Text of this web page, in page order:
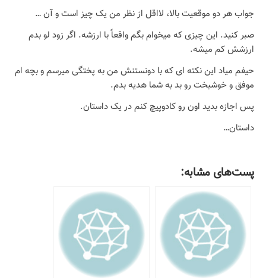
جواب هر دو موقعیت بالا، لااقل از نظر من یک چیز است و آن …
صبر کنید. این چیزی که میخوام بگم واقعاً با ارزشه. اگر زود لو بدم
ارزشش کم میشه.
حیفم میاد این نکته ای که با دونستنش من به پختگی میرسم و بچه ام
موفق و خوشبخت رو بد به شما هدیه بدم.
پس اجازه بدید اون رو کادوپیچ کنم در یک داستان.
داستان…
پست‌های مشابه: